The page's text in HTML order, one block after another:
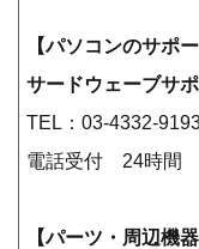
【パソコンのサポ
サードウェーブサ
TEL：03-4332-
電話受付 24時間
【パーツ・周辺機